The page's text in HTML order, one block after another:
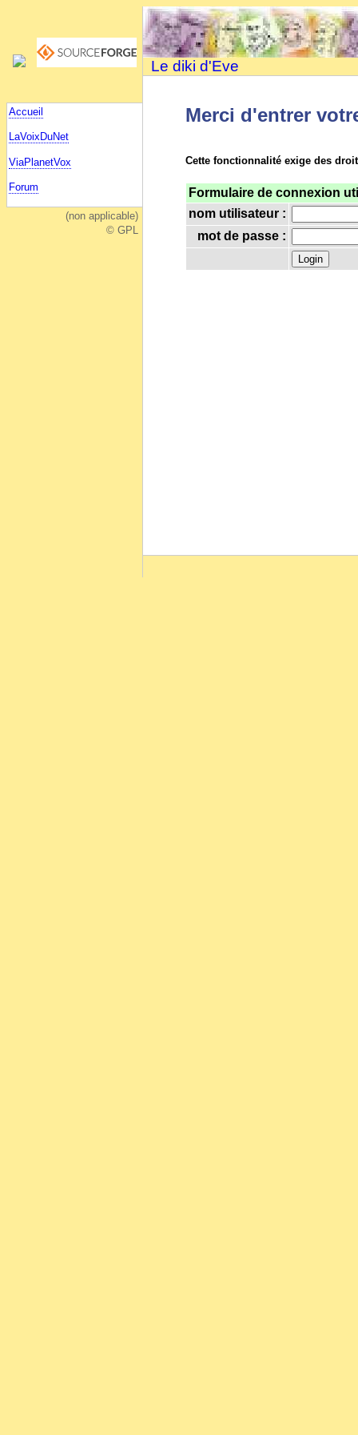
Accueil
LaVoixDuNet
ViaPlanetVox
Forum
(non applicable)
© GPL
Le diki d'Eve
Merci d'entrer
Cette fonctionnalité exige des
Formulaire de connexion
nom utilisateur :
mot de passe :